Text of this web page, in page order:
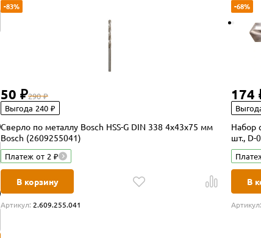
-83%
50 ₽290 ₽
Выгода 240 ₽
Сверло по металлу Bosch HSS-G DIN 338 4x43x75 мм
Bosch (2609255041)
Платеж от 2 ₽
В корзину
Артикул: 2.609.255.041
-68%
174
Набор
шт., D-
В
Артикул: